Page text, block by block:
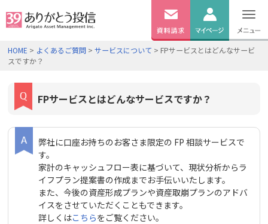
無料資料 ログイン
HOME > よくあるご質問 >サービスについて > FPサービスとはどんなサービ
スですか？
FPサービスとはどんなサービスですか？
弊社に口座お持ちのお客さま限定の FP 相談サービスで
す。
家計のキャッシュフロー表に基づいて、現状分析からラ
イフプラン提案書の作成までお手伝いいたします。
また、今後の資産形成プランや資産取崩プランのアドバ
イスをさせていただくこともできます。
詳しくはこちらをご覧ください。